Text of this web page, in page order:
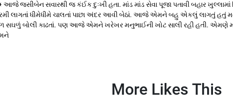
સવારથી જ કંઈક દુઃખી હતા. માંડ માંડ સેવા પૂજા પતાવી બહાર ખુલ્લામાં
લાગતાં ધીમેધીમે ચાલતાં પાછા અંદર આવી બેઠાં. આજે એમને બહુ એકલું લાગતું
બોલી કાઢતાં. પણ આજે એમને ખરેખર મનુભાઈની ખોટ સાલી રહી હતી. એમણે
More Likes This